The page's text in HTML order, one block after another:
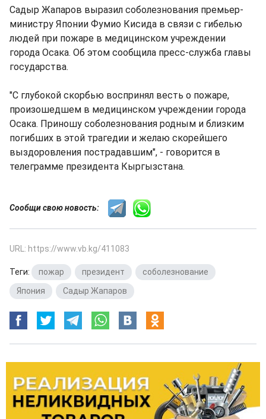
Садыр Жапаров выразил соболезнования премьер-
министру Японии Фумио Кисида в связи с гибелью
людей при пожаре в медицинском учреждении
города Осака. Об этом сообщила пресс-служба главы
государства.
"С глубокой скорбью воспринял весть о пожаре,
произошедшем в медицинском учреждении города
Осака. Приношу соболезнования родным и близким
погибших в этой трагедии и желаю скорейшего
выздоровления пострадавшим", - говорится в
телеграмме президента Кыргызстана.
Сообщи свою новость:
URL: https://www.vb.kg/411083
Теги: пожар президент соболезнование
Япония
Садыр Жапаров